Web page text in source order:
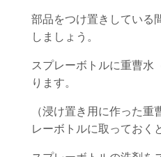
部品をつけ置きしている
しましょう。
スプレーボトルに重曹水
ります。
（浸け置き用に作った
レーボトルに取っておく